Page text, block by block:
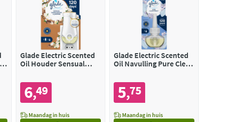
Glade Electric Scented
Oil Houder Sensual
6,49
Maandag in huis
Glade Electric Scented
Oil Navulling Pure Clean
5,75
Maandag in huis